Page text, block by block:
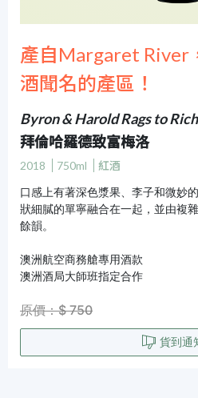
產自Margaret River
酒聞名的產區！
Byron & Harold Rags to
拜倫哈羅德致富梅洛
2018 750ml
紅酒
口感上有著深色漿果、李子和微妙
狀細膩的單寧融合在一起，並由複
餘韻。
澳洲航空商務艙專用酒款
澳洲酒局大師班指定合作
原價：$ 750
貨到通